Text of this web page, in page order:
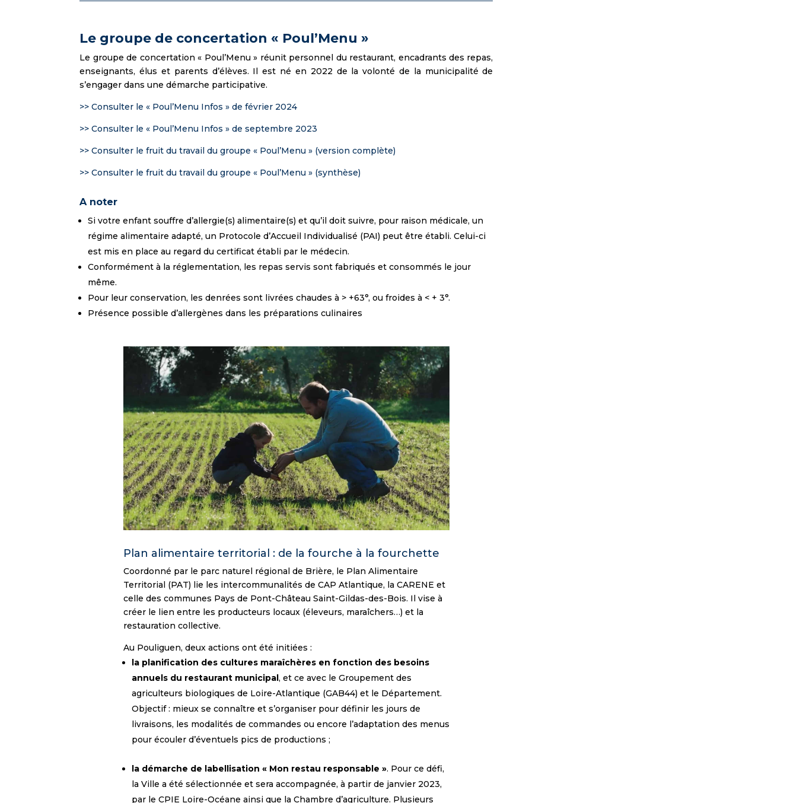
Le groupe de concertation « Poul’Menu »
Le groupe de concertation « Poul’Menu » réunit personnel du restaurant, encadrants des repas,
enseignants, élus et parents d’élèves. Il est né en 2022 de la volonté de la municipalité de
s’engager dans une démarche participative.
>> Consulter le « Poul’Menu Infos » de février 2024
>> Consulter le « Poul’Menu Infos » de septembre 2023
>> Consulter le fruit du travail du groupe « Poul’Menu » (version complète)
>> Consulter le fruit du travail du groupe « Poul’Menu » (synthèse)
A noter
Si votre enfant souffre d’allergie(s) alimentaire(s) et qu’il doit suivre, pour raison médicale, un
régime alimentaire adapté, un Protocole d’Accueil Individualisé (PAI) peut être établi. Celui-ci
est mis en place au regard du certificat établi par le médecin.
Conformément à la réglementation, les repas servis sont fabriqués et consommés le jour
même.
Pour leur conservation, les denrées sont livrées chaudes à > +63°, ou froides à < + 3°.
Présence possible d’allergènes dans les préparations culinaires
Plan alimentaire territorial : de la fourche à la fourchette
Coordonné par le parc naturel régional de Brière, le Plan Alimentaire
Territorial (PAT) lie les intercommunalités de CAP Atlantique, la CARENE et
celle des communes Pays de Pont-Château Saint-Gildas-des-Bois. Il vise à
créer le lien entre les producteurs locaux (éleveurs, maraîchers…) et la
restauration collective.
Au Pouliguen, deux actions ont été initiées :
la planification des cultures maraîchères en fonction des besoins
annuels du restaurant municipal, et ce avec le Groupement des
agriculteurs biologiques de Loire-Atlantique (GAB44) et le Département.
Objectif : mieux se connaître et s’organiser pour définir les jours de
livraisons, les modalités de commandes ou encore l’adaptation des menus
pour écouler d’éventuels pics de productions ;
la démarche de labellisation « Mon restau responsable ». Pour ce défi,
la Ville a été sélectionnée et sera accompagnée, à partir de janvier 2023,
par le CPIE Loire-Océane ainsi que la Chambre d’agriculture. Plusieurs